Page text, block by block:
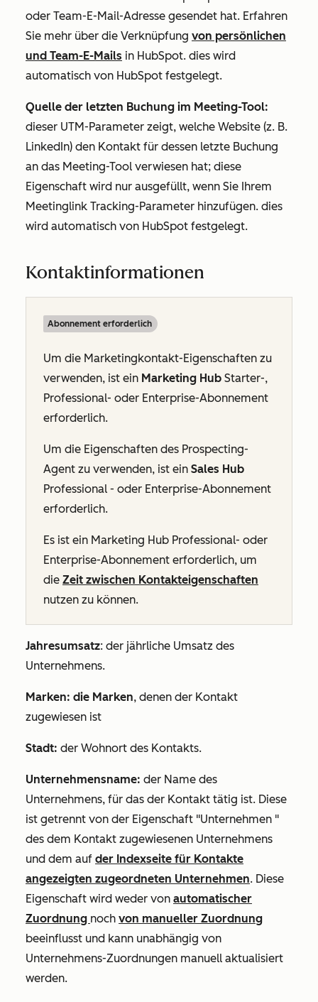
oder Team-E-Mail-Adresse gesendet hat. Erfahren
Sie mehr über die Verknüpfung von persönlichen
und Team-E-Mails in HubSpot. dies wird
automatisch von HubSpot festgelegt.
Quelle der letzten Buchung im Meeting-Tool:
dieser UTM-Parameter zeigt, welche Website (z. B.
LinkedIn) den Kontakt für dessen letzte Buchung
an das Meeting-Tool verwiesen hat; diese
Eigenschaft wird nur ausgefüllt, wenn Sie Ihrem
Meetinglink Tracking-Parameter hinzufügen. dies
wird automatisch von HubSpot festgelegt.
Kontaktinformationen
Abonnement erforderlich
Um die Marketingkontakt-Eigenschaften zu
verwenden, ist ein Marketing Hub Starter-,
Professional- oder Enterprise-Abonnement
erforderlich.
Um die Eigenschaften des Prospecting-
Agent zu verwenden, ist ein Sales Hub
Professional - oder Enterprise-Abonnement
erforderlich.
Es ist ein Marketing Hub Professional- oder
Enterprise-Abonnement erforderlich, um
die Zeit zwischen Kontakteigenschaften
nutzen zu können.
Jahresumsatz: der jährliche Umsatz des
Unternehmens.
Marken: die Marken, denen der Kontakt
zugewiesen ist
Stadt: der Wohnort des Kontakts.
Unternehmensname: der Name des
Unternehmens, für das der Kontakt tätig ist. Diese
ist getrennt von der Eigenschaft "Unternehmen "
des dem Kontakt zugewiesenen Unternehmens
und dem auf der Indexseite für Kontakte
angezeigten zugeordneten Unternehmen. Diese
Eigenschaft wird weder von automatischer
Zuordnung noch von manueller Zuordnung
beeinflusst und kann unabhängig von
Unternehmens-Zuordnungen manuell aktualisiert
werden.